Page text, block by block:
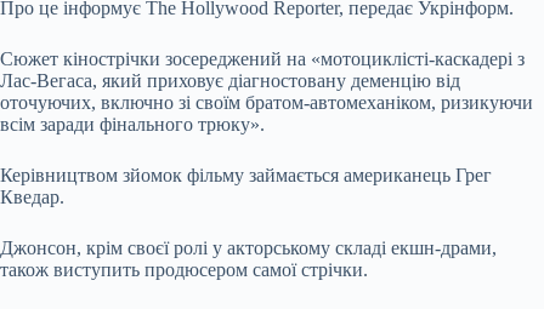
Про це інформує The Hollywood Reporter, передає Укрінформ.
Сюжет кінострічки зосереджений на «мотоциклісті-каскадері з
Лас-Вегаса, який приховує діагностовану деменцію від
оточуючих, включно зі своїм братом-автомеханіком, ризикуючи
всім заради фінального трюку».
Керівництвом зйомок фільму займається американець Грег
Кведар.
Джонсон, крім своєї ролі у акторському складі екшн-драми,
також виступить продюсером самої стрічки.